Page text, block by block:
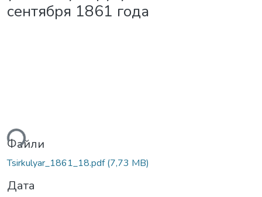
сентября 1861 года
Файли
Tsirkulyar_1861_18.pdf(7,73 MB)
Дата